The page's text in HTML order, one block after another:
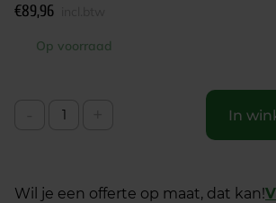
€89,96
Op voorraad
In
Wil je een offerte op maat, dat kan!